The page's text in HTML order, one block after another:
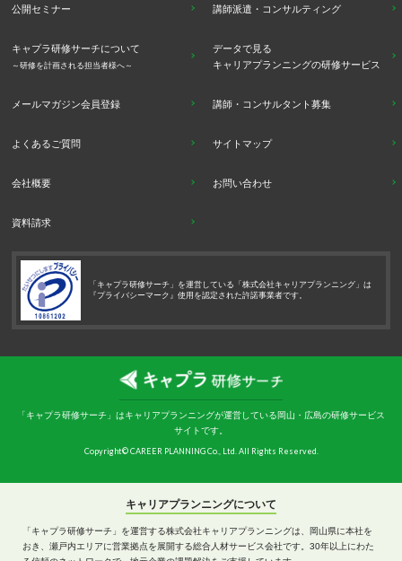
公開セミナー 講師派遣・コンサルティング
キャプラ研修サーチについて
～研修を計画される担当者様へ～
データで見る
キャリアプランニングの研修サービス
メールマガジン会員登録 講師・コンサルタント募集
よくあるご質問 サイトマップ
会社概要 お問い合わせ
資料請求
「キャプラ研修サーチ」を運営している「株式会社キャリアプランニング」は
『プライバシーマーク』使用を認定された許諾事業者です。
「キャプラ研修サーチ」はキャリアプランニングが運営している岡山・広島の研修サービス
サイトです。
Copyright© CAREER PLANNING Co., Ltd. All Rights Reserved.
キャリアプランニングについて
「キャプラ研修サーチ」を運営する株式会社キャリアプランニングは、岡山県に本社を
おき、瀬戸内エリアに営業拠点を展開する総合人材サービス会社です。30年以上にわた